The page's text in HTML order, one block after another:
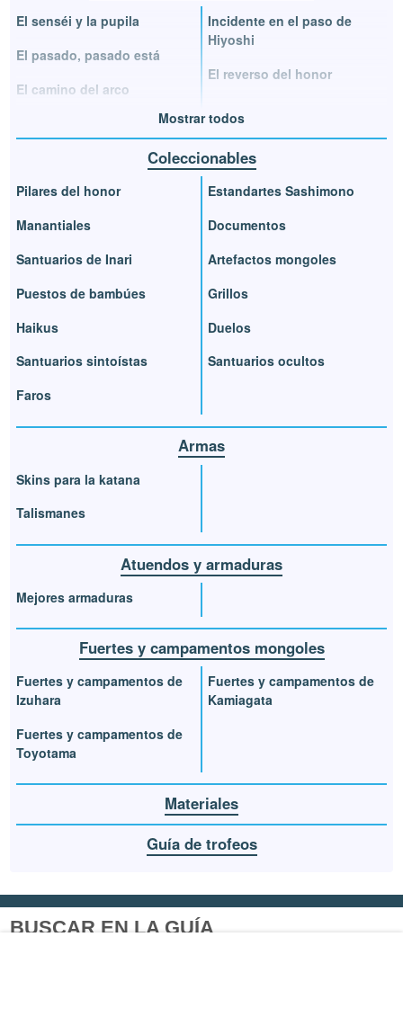
El senséi y la pupila
El pasado, pasado está
El camino del arco
Incidente en el paso de
Hiyoshi
El reverso del honor
Mostrar todos
Coleccionables
Pilares del honor
Manantiales
Santuarios de Inari
Puestos de bambúes
Haikus
Santuarios sintoístas
Faros
Estandartes Sashimono
Documentos
Artefactos mongoles
Grillos
Duelos
Santuarios ocultos
Armas
Skins para la katana
Talismanes
Atuendos y armaduras
Mejores armaduras
Fuertes y campamentos mongoles
Fuertes y campamentos de
Izuhara
Fuertes y campamentos de
Toyotama
Fuertes y campamentos de
Kamiagata
Materiales
Guía de trofeos
BUSCAR EN LA GUÍA